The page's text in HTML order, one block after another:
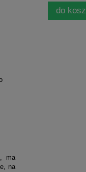
ma
na
do